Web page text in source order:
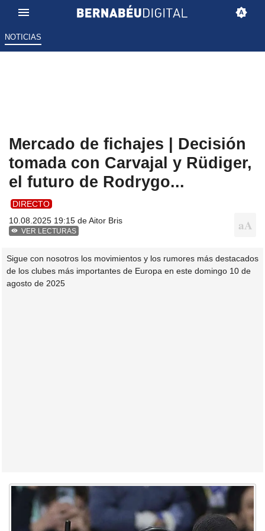
NOTICIAS
Mercado de fichajes | Decisión
tomada con Carvajal y Rüdiger,
el futuro de Rodrygo...
DIRECTO
10.08.2025 19:15 deAitor Bris
VER LECTURAS
Sigue con nosotros los movimientos y los rumores más destacados
de los clubes más importantes de Europa en este domingo 10 de
agosto de 2025